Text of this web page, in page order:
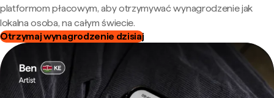
platformom płacowym, aby otrzymywać wynagrodzenie jak
lokalna osoba, na całym świecie.
Otrzymaj wynagrodzenie dzisiaj